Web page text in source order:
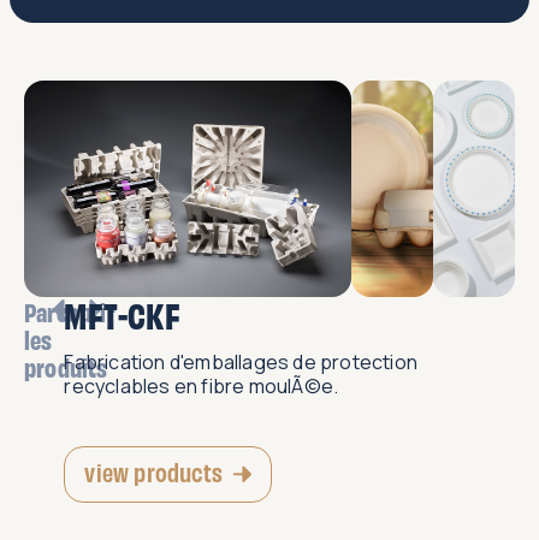
Parcourir
les
produits
MFT-CKF
Fabrication d'emballages de protection
recyclables en fibre moulÃ©e.
view products